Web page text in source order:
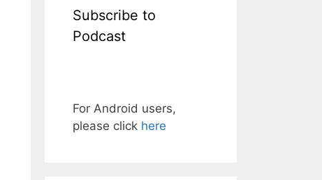
Subscribe to
Podcast
For Android users,
please click here